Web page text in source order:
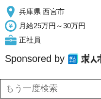
兵庫県 西宮市
月給25万円～30万円
正社員
Sponsored by